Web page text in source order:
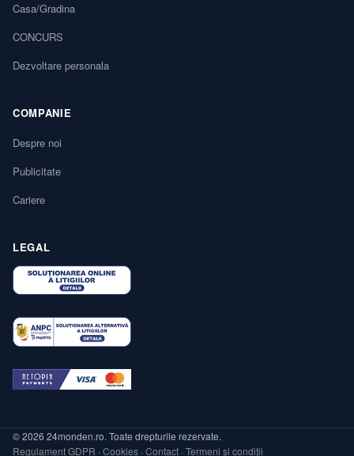
Casa/Gradina
CONCURS
Dezvoltare personala
COMPANIE
Despre noi
Publicitate
Cariere
LEGAL
© 2026 24monden.ro. Toate drepturile rezervate.
Regulament GDPR ·Cookies ·Contact ·Termeni și condiții